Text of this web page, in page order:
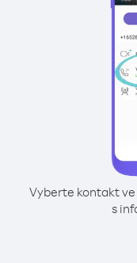
Vyberte kontakt
s